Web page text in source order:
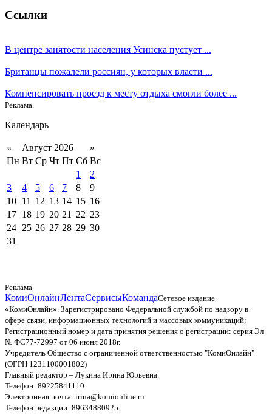
Ссылки
В центре занятости населения Усинска пустует ...
Британцы пожалели россиян, у которых власти ...
Компенсировать проезд к месту отдыха смогли более ...
Реклама.
Календарь
« Август 2026
»
Пн Вт Ср Чт Пт Сб Вс
1
2
3
4 5 6 7 8
9
10 11 12 13 14 15 16
17 18 19 20 21 22 23
24 25 26 27 28 29 30
31
Реклама
КомиОнлайнЛентаСервисыКомандаСетевое издание
«КомиОнлайн». Зарегистрировано Федеральной службой по надзору в
сфере связи, информационных технологий и массовых коммуникаций;
Регистрационный номер и дата принятия решения о регистрации: серия Эл
№ ФС77-72997 от 06 июня 2018г.
Учредитель Общество с ограниченной ответственностью "КомиОнлайн"
(ОГРН 1231100001802)
Главный редактор – Лукина Ирина Юрьевна.
Телефон: 89225841110
Электронная почта: irina@komionline.ru
Телефон редакции: 89634880925